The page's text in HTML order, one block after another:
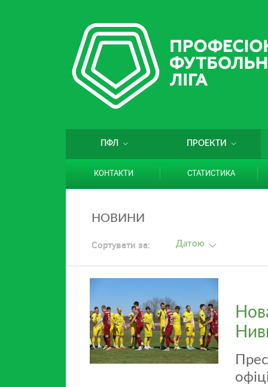
ПФЛ ПРОЕКТИ
КОНТАКТИ СТАТИСТИКА
НОВИНИ
Сортувати за: Датою